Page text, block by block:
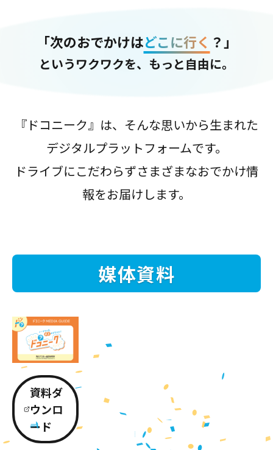
「次のおでかけはどこに行く ？」
というワクワクを、もっと自由に。
『ドコニーク』は、そんな思いから生まれた
デジタルプラットフォームです。
ドライブにこだわらずさまざまなおでかけ情
報をお届けします。
媒体資料
資料ダ
ウンロ
ード